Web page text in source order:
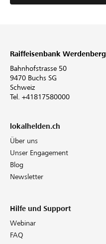
Raiffeisenbank Werdenberg
Bahnhofstrasse 50
9470 Buchs SG
Schweiz
Tel. +41817580000
lokalhelden.ch
Über uns
Unser Engagement
Blog
Newsletter
Hilfe und Support
Webinar
FAQ